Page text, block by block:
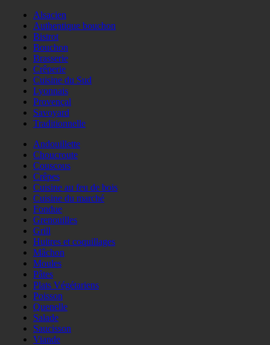
Alsacien
Authentique bouchon
Bistrot
Bouchon
Brasserie
Crêperie
Cuisine du Sud
Lyonnais
Provençal
Savoyard
Traditionnelle
Andouillette
Choucroute
Couscous
Crêpes
Cuisine au feu de bois
Cuisine du marché
Fondue
Grenouilles
Grill
Huitres et coquillages
Mâchon
Moules
Pâtes
Plats Végétariens
Poisson
Quenelle
Salade
Saucisson
Viande